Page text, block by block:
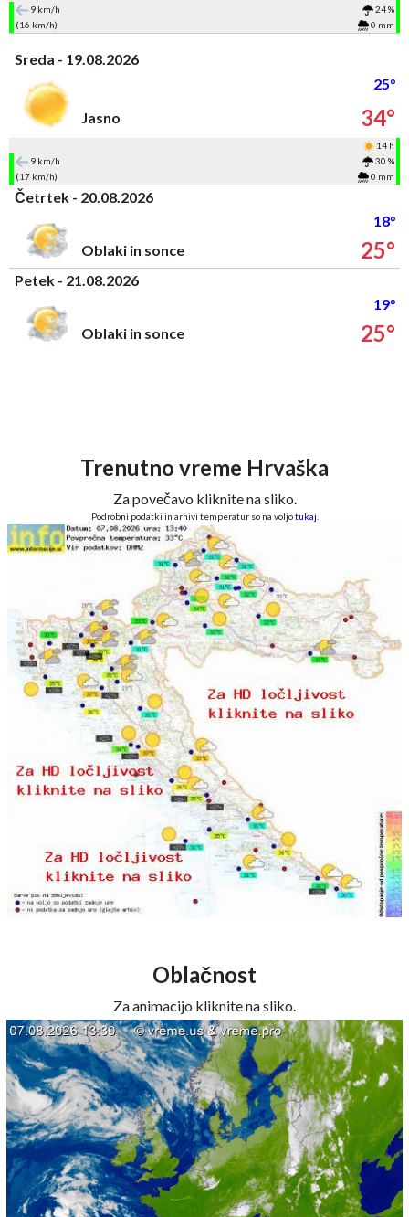
9 km/h
24 %
(16 km/h)
0 mm
Sreda - 19.08.2026
25°
Jasno
34°
14 h
9 km/h
30 %
(17 km/h)
0 mm
Četrtek - 20.08.2026
18°
Oblaki in sonce
25°
Petek - 21.08.2026
19°
Oblaki in sonce
25°
Trenutno vreme Hrvaška
Za povečavo kliknite na sliko.
Podrobni podatki in arhivi temperatur so na voljotukaj
Oblačnost
Za animacijo kliknite na sliko.